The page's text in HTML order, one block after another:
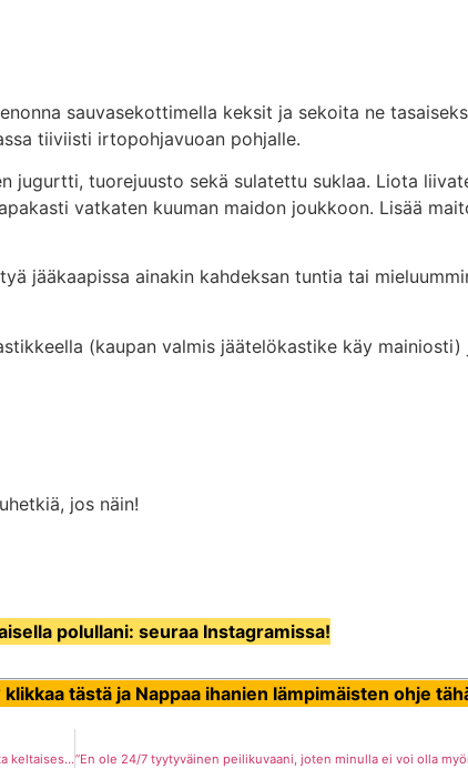
sauvasekottimella keksit ja sekoita ne
tiiviisti irtopohjavuoan pohjalle.
jugurtti, tuorejuusto sekä sulatettu suklaa. Liota
vatkaten kuuman maidon joukkoon. Lisää
jääkaapissa ainakin kahdeksan tuntia tai
(kaupan valmis jäätelökastike käy
jos näin!
polullani: seuraa Instagramissa!
tästä ja Nappaa ihanien lämpimäisten ohje
5 vinkkiä syksyn värikkääseen sisustukseen: inspiroidu lämpöisestä tunnelmasta keltaisessa Huvikummussamme